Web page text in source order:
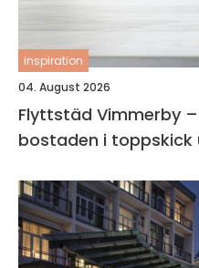
inspiration
04. August 2026
Flyttstäd Vimmerby
bostaden i toppskick